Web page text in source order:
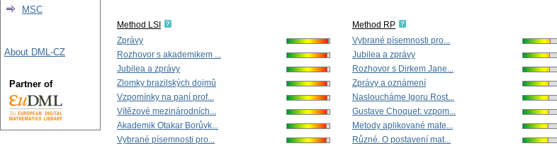
Method LSI
Zprávy
Rozhovor s akademikem ...
Jubilea a zprávy
Zlomky brazilských dojmû
Vzpomínky na paní prof...
Vítězové mezinárodních...
Akademik Otakar Borůvk...
Vybrané písemnosti pro...
Method RP
Vybrané písemnosti pro...
Jubilea a zprávy
Rozhovor s Dirkem Jane...
Zprávy a oznámení
Nasloucháme Igoru Rost...
Gustave Choquet: vzpom...
Metody aplikované mate...
Různé. O postavení mat...
MSC
About DML-CZ
Partner of